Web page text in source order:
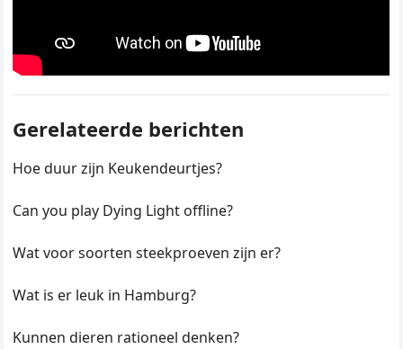
Gerelateerde berichten
Hoe duur zijn Keukendeurtjes?
Can you play Dying Light offline?
Wat voor soorten steekproeven zijn er?
Wat is er leuk in Hamburg?
Kunnen dieren rationeel denken?